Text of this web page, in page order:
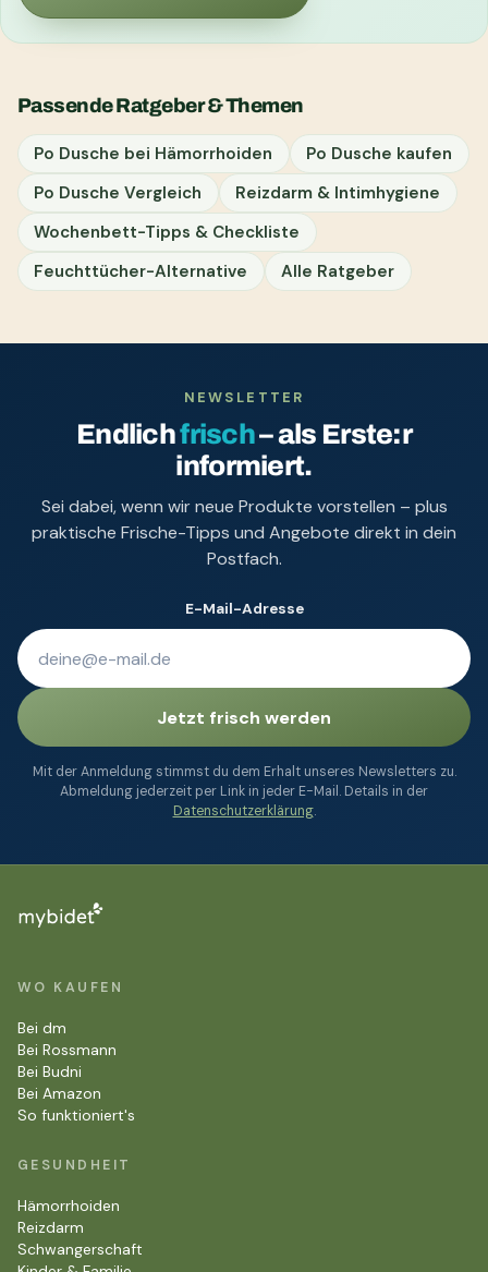
Passende Ratgeber & Themen
Po Dusche bei Hämorrhoiden
Po Dusche kaufen
Po Dusche Vergleich
Reizdarm & Intimhygiene
Wochenbett-Tipps & Checkliste
Feuchttücher-Alternative
Alle Ratgeber
NEWSLETTER
Endlichfrisch– als Erste:r
informiert.
Sei dabei, wenn wir neue Produkte vorstellen – plus
praktische Frische-Tipps und Angebote direkt in dein
Postfach.
E-Mail-Adresse
Jetzt frisch werden
Mit der Anmeldung stimmst du dem Erhalt unseres Newsletters zu.
Abmeldung jederzeit per Link in jeder E-Mail. Details in der
Datenschutzerklärung.
WO KAUFEN
Bei dm
Bei Rossmann
Bei Budni
Bei Amazon
So funktioniert's
GESUNDHEIT
Hämorrhoiden
Reizdarm
Schwangerschaft